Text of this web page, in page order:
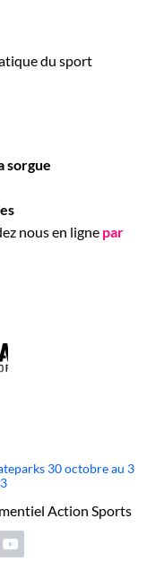
du sport
sorgue
nous en ligne par
30 octobre au 3
Action Sports